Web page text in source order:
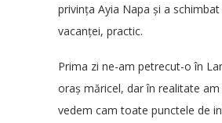
privința Ayia Napa și a schimbat
vacanței, practic.
Prima zi ne-am petrecut-o în
oraș măricel, dar în realitate am
vedem cam toate punctele de